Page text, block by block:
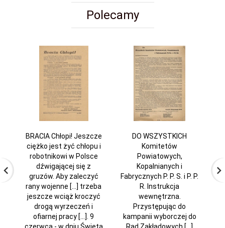
Polecamy
BRACIA Chłopi! Jeszcze
ciężko jest żyć chłopu i
robotnikowi w Polsce
dźwigającej się z
gruzów. Aby zaleczyć
rany wojenne [...] trzeba
jeszcze wciąż kroczyć
drogą wyrzeczeń i
ofiarnej pracy [...]. 9
DO WSZYSTKICH
Komitetów
Powiatowych,
Kopalnianych i
Fabrycznych P. P. S. i P. P.
R. Instrukcja
wewnętrzna.
Przystępując do
kampanii wyborczej do